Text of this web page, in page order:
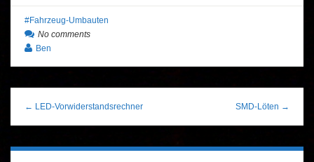
Fahrzeug-Umbauten
No comments
Ben
← LED-Vorwiderstandsrechner SMD-Löten →